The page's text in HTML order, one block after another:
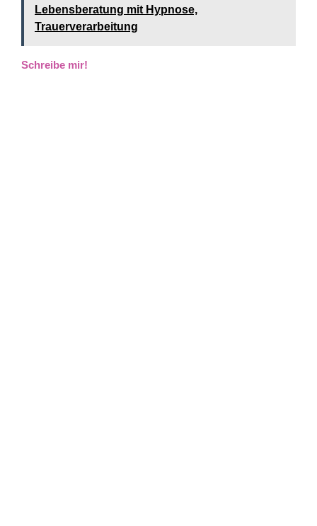
Lebensberatung mit Hypnose,
Trauerverarbeitung
Schreibe mir!